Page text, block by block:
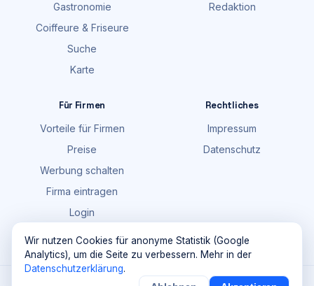
Gastronomie
Coiffeure & Friseure
Suche
Karte
Redaktion
Für Firmen
Vorteile für Firmen
Preise
Werbung schalten
Firma eintragen
Login
Rechtliches
Impressum
Datenschutz
Wir nutzen Cookies für anonyme Statistik (Google
Analytics), um die Seite zu verbessern. Mehr in der
Datenschutzerklärung.